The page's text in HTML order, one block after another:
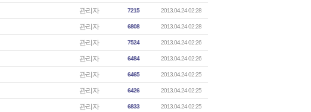
관리자 7215 2013.04.24 02:28
관리자 6808 2013.04.24 02:28
관리자 7524 2013.04.24 02:26
관리자 6484 2013.04.24 02:26
관리자 6465 2013.04.24 02:25
관리자 6426 2013.04.24 02:25
관리자 6833 2013.04.24 02:25